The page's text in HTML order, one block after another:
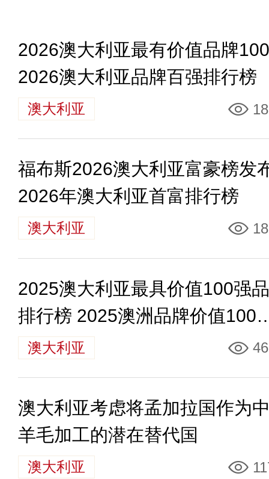
2026澳大利亚最有价值品牌
2026澳大利亚品牌百强排行榜
澳大利亚
福布斯2026澳大利亚富豪榜发
2026年澳大利亚首富排行榜
澳大利亚
2025澳大利亚最具价值100强
排行榜 2025澳洲品牌价值100
榜单
澳大利亚
澳大利亚考虑将孟加拉国作为
羊毛加工的潜在替代国
澳大利亚